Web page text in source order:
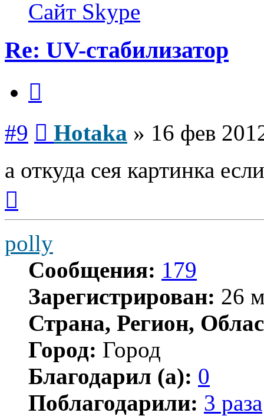
Hotaka
Сайт Skype
Re: UV-стабилизатор
#9 Hotaka » 16 фев
а откуда сея картинка
началу
polly
Сообщения: 179
Зарегистрирован: 26
Страна, Регион,
Город: Город
Благодарил (а): 0
Поблагодарили: 3 раза